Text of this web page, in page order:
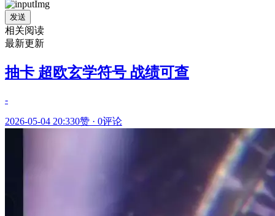
发送
相关阅读
最新更新
抽卡 超欧玄学符号 战绩可查
-
2026-05-04 20:330赞 · 0评论